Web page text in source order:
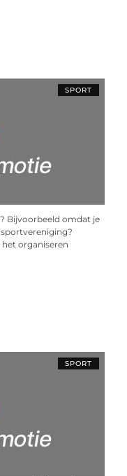
SPORT
Bijvoorbeeld omdat je
organiseren
SPORT